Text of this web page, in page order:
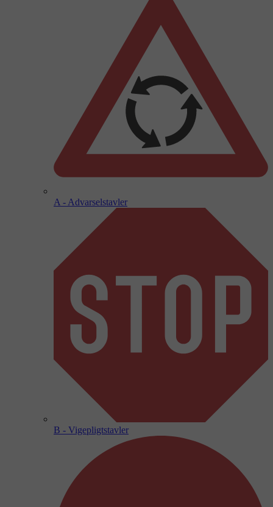
A - Advarselstavler
B - Vigepligtstavler